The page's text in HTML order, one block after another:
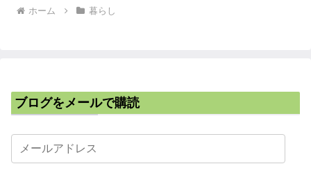
ホーム 暮らし
ブログをメールで購読